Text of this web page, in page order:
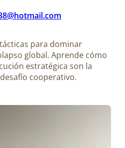
para dominar
global. Aprende cómo
estratégica son la
cooperativo.